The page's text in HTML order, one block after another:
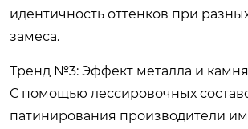
идентичность оттенков при
замеса.
Тренд №3: Эффект металла и
С помощью лессировочных
патинирования производители